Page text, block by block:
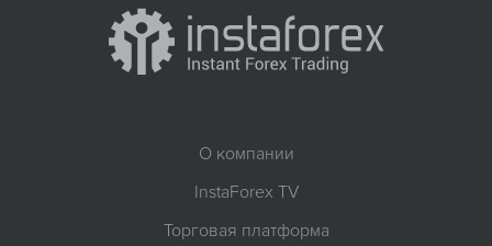
О компании
InstaForex TV
Торговая платформа